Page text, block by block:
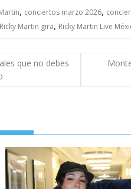
, conciertos marzo 2026,
Ricky Martin gira, Ricky Martin Live
que no debes